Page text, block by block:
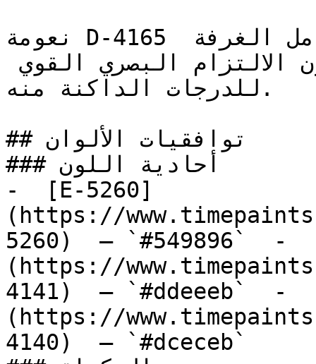
نعومة D-4165 تجعل من السهل تطبيقه على كامل الغرفة
للدرجات الداكنة منه.
## توافقيات الألوان
### أحادية اللون
-  [E-5260]
(https://
5260)  — `#549896`  -
(https://
4141)  — `#ddeeeb`  -
(https://
4140)  — `#dceceb`